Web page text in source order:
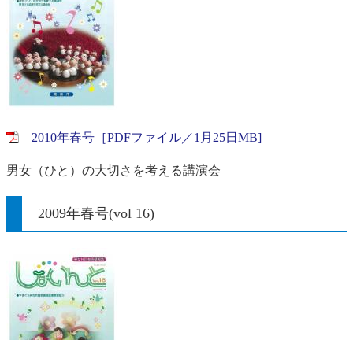
2010年春号［PDFファイル／1月25日MB]
男女（ひと）の大切さを考える講演会
2009年春号(vol 16)